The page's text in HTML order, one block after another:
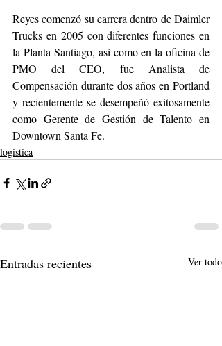
Reyes comenzó su carrera dentro de Daimler
Trucks en 2005 con diferentes funciones en
la Planta Santiago, así como en la oficina de
PMO del CEO, fue Analista de
Compensación durante dos años en Portland
y recientemente se desempeñó exitosamente
como Gerente de Gestión de Talento en
Downtown Santa Fe.
logistica
Entradas recientes Ver todo